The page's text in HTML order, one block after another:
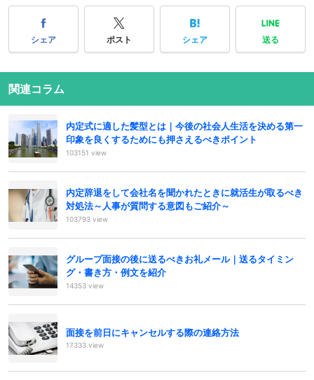
シェア ポスト シェア 送る
関連コラム
内定式に適した髪型とは｜今後の社会人生活を決める第一
印象を良くするためにも押さえるべきポイント
103151 view
内定辞退をして会社名を聞かれたときに就活生が取るべき
対処法～人事が質問する意図もご紹介～
103793 view
グループ面接の後に送るべきお礼メール｜送るタイミン
グ・書き方・例文を紹介
14353 view
面接を前日にキャンセルする際の連絡方法
17333 view